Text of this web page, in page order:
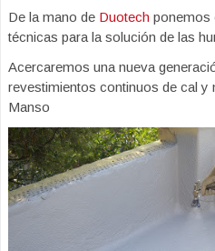
De la mano de Duotech ponemos
técnicas para la solución de las
Acercaremos una nueva
revestimientos continuos de cal y
Manso